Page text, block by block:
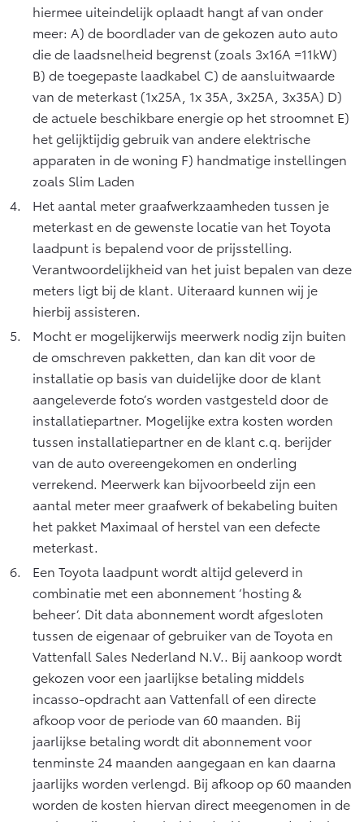
hiermee uiteindelijk oplaadt hangt af van onder
meer: A) de boordlader van de gekozen auto auto
die de laadsnelheid begrenst (zoals 3x16A =11kW)
B) de toegepaste laadkabel C) de aansluitwaarde
van de meterkast (1x25A, 1x 35A, 3x25A, 3x35A) D)
de actuele beschikbare energie op het stroomnet E)
het gelijktijdig gebruik van andere elektrische
apparaten in de woning F) handmatige instellingen
zoals Slim Laden
Het aantal meter graafwerkzaamheden tussen je
meterkast en de gewenste locatie van het Toyota
laadpunt is bepalend voor de prijsstelling.
Verantwoordelijkheid van het juist bepalen van deze
meters ligt bij de klant. Uiteraard kunnen wij je
hierbij assisteren.
Mocht er mogelijkerwijs meerwerk nodig zijn buiten
de omschreven pakketten, dan kan dit voor de
installatie op basis van duidelijke door de klant
aangeleverde foto’s worden vastgesteld door de
installatiepartner. Mogelijke extra kosten worden
tussen installatiepartner en de klant c.q. berijder
van de auto overeengekomen en onderling
verrekend. Meerwerk kan bijvoorbeeld zijn een
aantal meter meer graafwerk of bekabeling buiten
het pakket Maximaal of herstel van een defecte
meterkast.
Een Toyota laadpunt wordt altijd geleverd in
combinatie met een abonnement ‘hosting &
beheer’. Dit data abonnement wordt afgesloten
tussen de eigenaar of gebruiker van de Toyota en
Vattenfall Sales Nederland N.V.. Bij aankoop wordt
gekozen voor een jaarlijkse betaling middels
incasso-opdracht aan Vattenfall of een directe
afkoop voor de periode van 60 maanden. Bij
jaarlijkse betaling wordt dit abonnement voor
tenminste 24 maanden aangegaan en kan daarna
jaarlijks worden verlengd. Bij afkoop op 60 maanden
worden de kosten hiervan direct meegenomen in de